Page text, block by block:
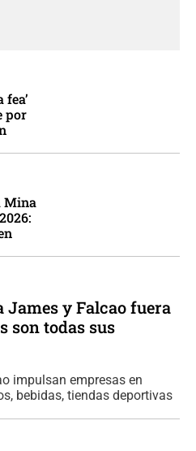
por
Mina
y Falcao fuera
son todas sus
impulsan empresas en
bebidas, tiendas deportivas